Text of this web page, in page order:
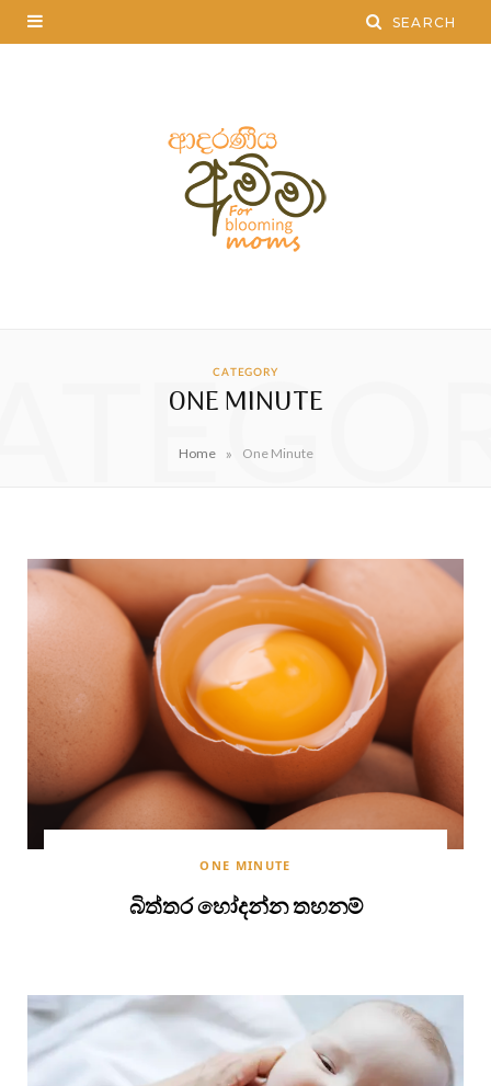
CATEGORY
ONE MINUTE
Home » One Minute
ONE MINUTE
බිත්තර හෝදන්න තහනම්